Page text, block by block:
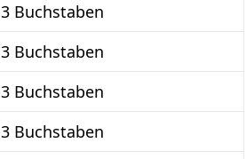
3 Buchstaben
3 Buchstaben
3 Buchstaben
3 Buchstaben